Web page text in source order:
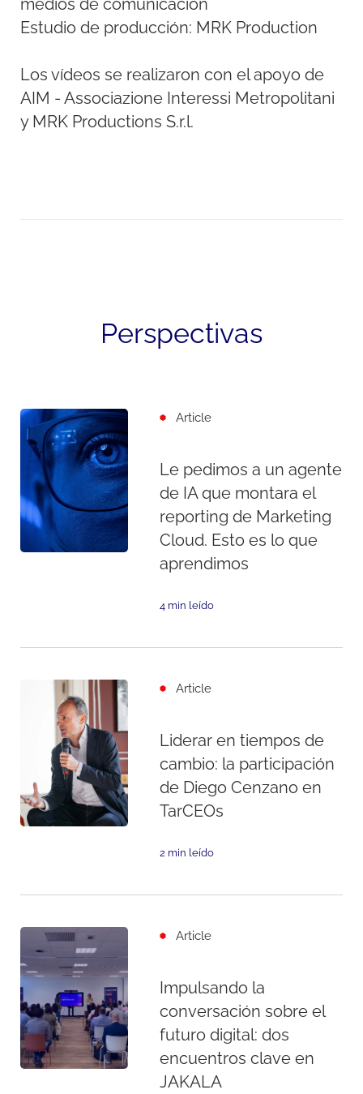
medios de comunicación
Estudio de producción: MRK Production
Los vídeos se realizaron con el apoyo de
AIM - Associazione Interessi Metropolitani
y MRK Productions S.r.l.
Perspectivas
Article
Le pedimos a un agente
de IA que montara el
reporting de Marketing
Cloud. Esto es lo que
aprendimos
4 min leído
Article
Liderar en tiempos de
cambio: la participación
de Diego Cenzano en
TarCEOs
2 min leído
Article
Impulsando la
conversación sobre el
futuro digital: dos
encuentros clave en
JAKALA